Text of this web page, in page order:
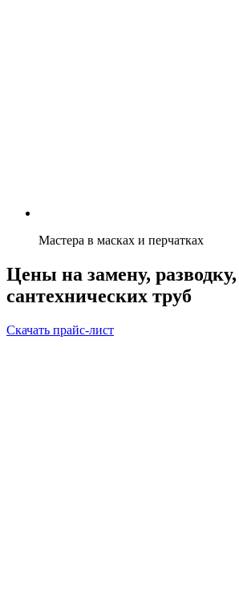
Мастера в масках и перчатках
Цены на замену,
сантехнических труб
Скачать прайс-лист